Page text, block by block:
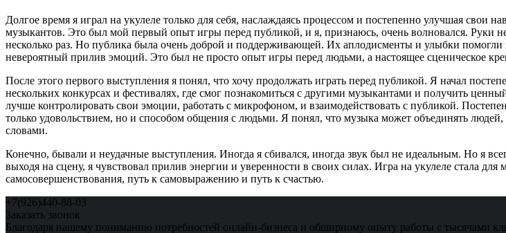
Долгое время я играл на укулеле только для себя, наслаждаясь процессом и постепенно улучшая
музыкантов. Это был мой первый опыт игры перед публикой, и я, признаюсь, очень волновался. Руки
несколько раз. Но публика была очень доброй и поддерживающей. Их аплодисменты и улыбки помогли
невероятный прилив эмоций. Это был не просто опыт игры перед людьми, а настоящее сценическое
После этого первого выступления я понял, что хочу продолжать играть перед публикой. Я начал
нескольких конкурсах и фестивалях, где смог познакомиться с другими музыкантами и получить
лучше контролировать свои эмоции, работать с микрофоном, и взаимодействовать с публикой.
только удовольствием, но и способом общения с людьми. Я понял, что музыка может объединять
словами.
Конечно, бывали и неудачные выступления. Иногда я сбивался, иногда звук был не идеальным. Но я
выходя на сцену, я чувствовал прилив энергии и уверенности в своих силах. Игра на укулеле стала
самосовершенствования, путь к самовыражению и путь к счастью.
+7(926)440-88-03
Заказать звонок
Благодаря нашему пониманию потребностей онлайн-бизнеса и обширному опыту работы с тысячами